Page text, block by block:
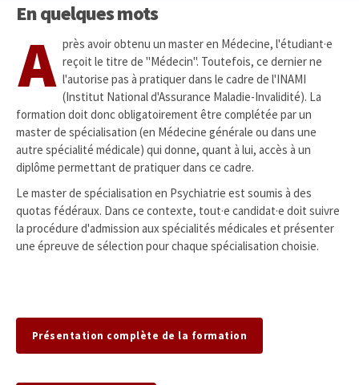
En quelques mots
A près avoir obtenu un master en Médecine, l'étudiant·e
reçoit le titre de "Médecin". Toutefois, ce dernier ne
l'autorise pas à pratiquer dans le cadre de l'INAMI
(Institut National d'Assurance Maladie-Invalidité). La
formation doit donc obligatoirement être complétée par un
master de spécialisation (en Médecine générale ou dans une
autre spécialité médicale) qui donne, quant à lui, accès à un
diplôme permettant de pratiquer dans ce cadre.
Le master de spécialisation en Psychiatrie est soumis à des
quotas fédéraux. Dans ce contexte, tout·e candidat·e doit suivre
la procédure d'admission aux spécialités médicales et présenter
une épreuve de sélection pour chaque spécialisation choisie.
Présentation complète de la formation